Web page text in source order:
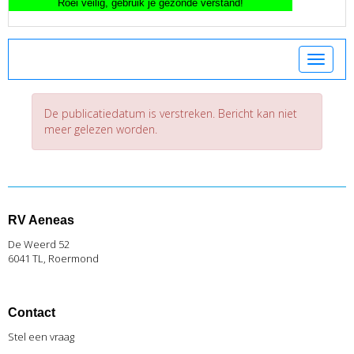
Toggle
De publicatiedatum is verstreken. Bericht kan niet
meer gelezen worden.
RV Aeneas
De Weerd 52
6041 TL, Roermond
Contact
Stel een vraag